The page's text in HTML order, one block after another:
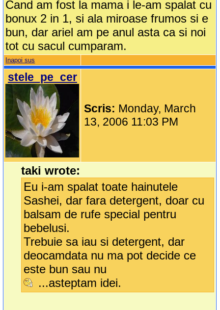
Cand am fost la mama i le-am spalat cu
bonux 2 in 1, si ala miroase frumos si e
bun, dar ariel am pe anul asta ca si noi
tot cu sacul cumparam.
Inapoi sus
stele_pe_cer
Scris: Monday, March
13, 2006 11:03 PM
taki wrote:
Eu i-am spalat toate hainutele
Sashei, dar fara detergent, doar cu
balsam de rufe special pentru
bebelusi.
Trebuie sa iau si detergent, dar
deocamdata nu ma pot decide ce
este bun sau nu
...asteptam idei.